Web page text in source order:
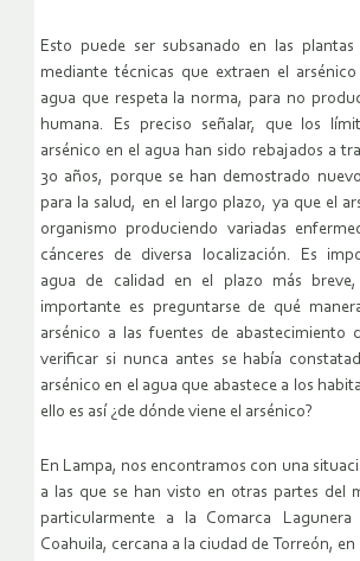
Esto puede ser subsanado en las
mediante técnicas que extraen el
agua que respeta la norma, para no
humana. Es preciso señalar, que los
arsénico en el agua han sido rebajados a
30 años, porque se han demostrado
para la salud, en el largo plazo, ya que el
organismo produciendo variadas
cánceres de diversa localización. Es
agua de calidad en el plazo más
importante es preguntarse de qué
arsénico a las fuentes de abastecimiento
verificar si nunca antes se había
arsénico en el agua que abastece a los
ello es así ¿de dónde viene el arsénico?
En Lampa, nos encontramos con una
a las que se han visto en otras partes del
particularmente a la Comarca
Coahuila, cercana a la ciudad de Torreón, en